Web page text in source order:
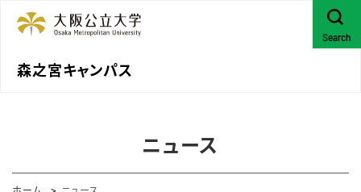
森之宮キャンパス
Search
ニュース